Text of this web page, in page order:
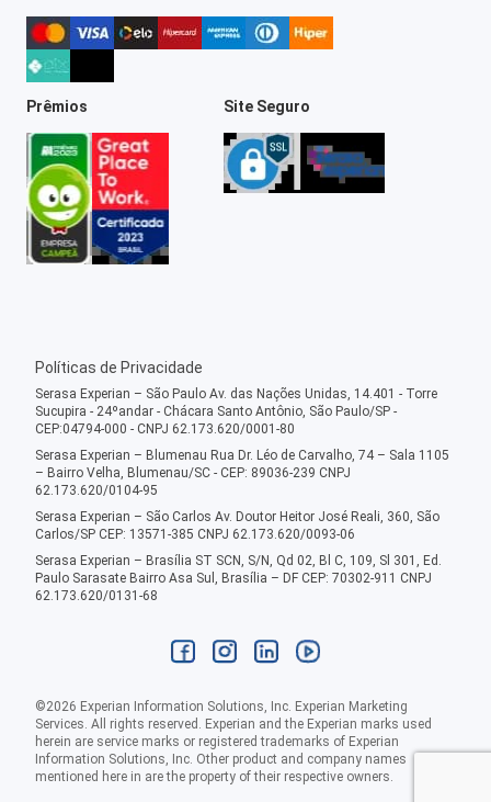
Prêmios Site Seguro
Políticas de Privacidade
Serasa Experian – São Paulo Av. das Nações Unidas, 14.401 - Torre
Sucupira - 24ºandar - Chácara Santo Antônio, São Paulo/SP -
CEP:04794-000 - CNPJ 62.173.620/0001-80
Serasa Experian – Blumenau Rua Dr. Léo de Carvalho, 74 – Sala 1105
– Bairro Velha, Blumenau/SC - CEP: 89036-239 CNPJ
62.173.620/0104-95
Serasa Experian – São Carlos Av. Doutor Heitor José Reali, 360, São
Carlos/SP CEP: 13571-385 CNPJ 62.173.620/0093-06
Serasa Experian – Brasília ST SCN, S/N, Qd 02, Bl C, 109, Sl 301, Ed.
Paulo Sarasate Bairro Asa Sul, Brasília – DF CEP: 70302-911 CNPJ
62.173.620/0131-68
©2026 Experian Information Solutions, Inc. Experian Marketing
Services. All rights reserved. Experian and the Experian marks used
herein are service marks or registered trademarks of Experian
Information Solutions, Inc. Other product and company names
mentioned here in are the property of their respective owners.